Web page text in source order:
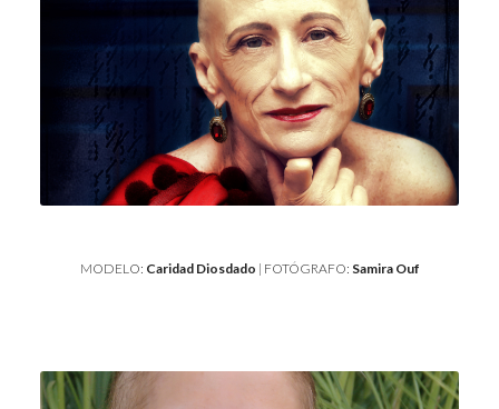
MODELO: Caridad Diosdado | FOTÓGRAFO: Samira Ouf